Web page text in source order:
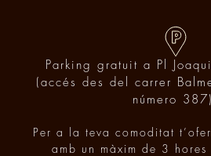
Parking gratuit a Pl
(accés des del carrer
número
Per a la teva comoditat
amb un màxim de 3